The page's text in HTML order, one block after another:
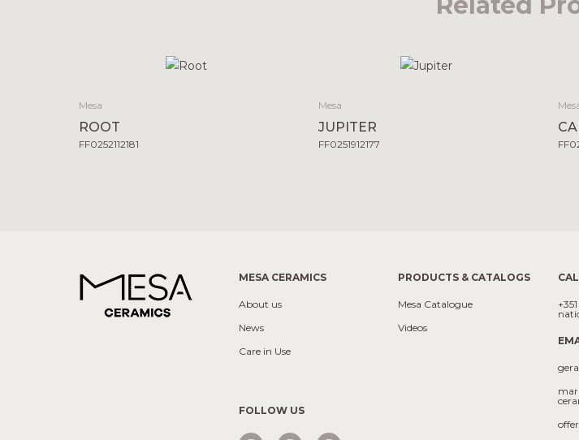
Mesa
ROOT
FF0252112181
Mesa
JUPITER
FF0251912177
MESA CERAMICS
About us
News
Care in Use
FOLLOW US
PRODUCTS & CATALOGS
Mesa Catalogue
Videos